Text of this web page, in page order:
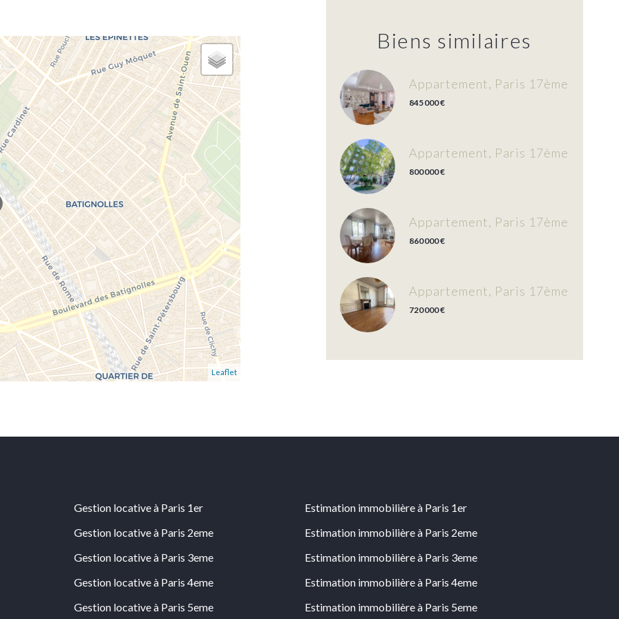
Leaflet
Biens similaires
Appartement, Paris 17ème
845 000 €
Appartement, Paris 17ème
800 000 €
Appartement, Paris 17ème
860 000 €
Appartement, Paris 17ème
720 000 €
Gestion locative à Paris 1er
Gestion locative à Paris 2eme
Gestion locative à Paris 3eme
Gestion locative à Paris 4eme
Gestion locative à Paris 5eme
Estimation immobilière à Paris 1er
Estimation immobilière à Paris 2eme
Estimation immobilière à Paris 3eme
Estimation immobilière à Paris 4eme
Estimation immobilière à Paris 5eme